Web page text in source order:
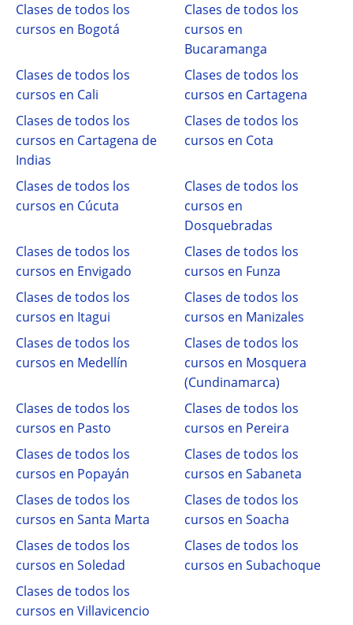
Clases de todos los
cursos en Bogotá
Clases de todos los
cursos en
Bucaramanga
Clases de todos los
cursos en Cali
Clases de todos los
cursos en Cartagena
Clases de todos los
cursos en Cartagena de
Indias
Clases de todos los
cursos en Cota
Clases de todos los
cursos en Cúcuta
Clases de todos los
cursos en
Dosquebradas
Clases de todos los
cursos en Envigado
Clases de todos los
cursos en Funza
Clases de todos los
cursos en Itagui
Clases de todos los
cursos en Manizales
Clases de todos los
cursos en Medellín
Clases de todos los
cursos en Mosquera
(Cundinamarca)
Clases de todos los
cursos en Pasto
Clases de todos los
cursos en Pereira
Clases de todos los
cursos en Popayán
Clases de todos los
cursos en Sabaneta
Clases de todos los
cursos en Santa Marta
Clases de todos los
cursos en Soacha
Clases de todos los
cursos en Soledad
Clases de todos los
cursos en Subachoque
Clases de todos los
cursos en Villavicencio